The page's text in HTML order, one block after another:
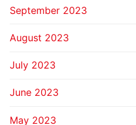
September 2023
August 2023
July 2023
June 2023
May 2023